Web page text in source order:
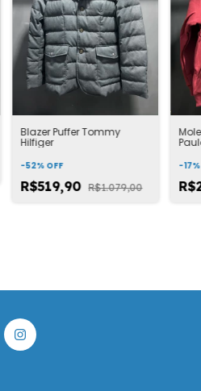
Blazer Puffer Tommy
Hilfiger
-52% OFF
R$519,90 R$1.079,00
-17